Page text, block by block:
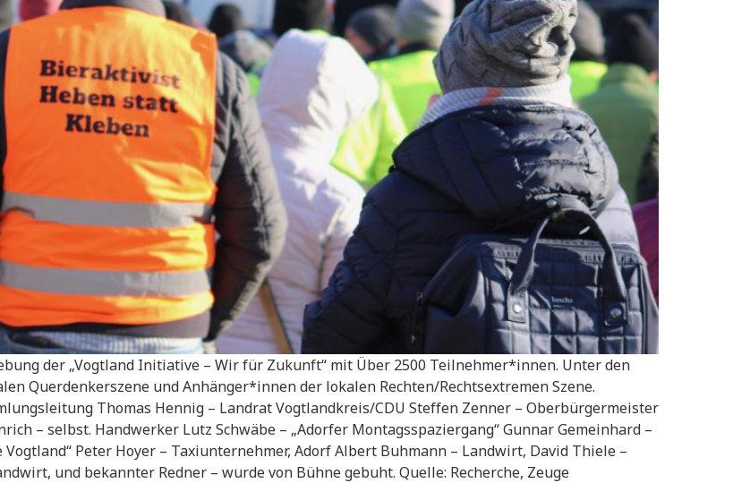
der „Vogtland Initiative – Wir für Zukunft“ mit Über 2500 Teilnehmer*innen. Unter den
Querdenkerszene und Anhänger*innen der lokalen Rechten/Rechtsextremen Szene.
Thomas Hennig – Landrat Vogtlandkreis/CDU Steffen Zenner – Oberbürgermeister
– selbst. Handwerker Lutz Schwäbe – „Adorfer Montagsspaziergang“ Gunnar Gemeinhard –
Peter Hoyer – Taxiunternehmer, Adorf Albert Buhmann – Landwirt, David Thiele –
und bekannter Redner – wurde von Bühne gebuht. Quelle: Recherche, Zeuge